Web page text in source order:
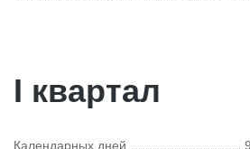
I квартал
Календарных дней